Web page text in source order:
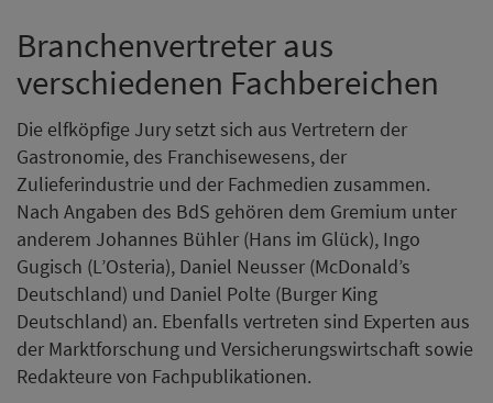
Branchenvertreter aus
verschiedenen Fachbereichen
Die elfköpfige Jury setzt sich aus Vertretern der
Gastronomie, des Franchisewesens, der
Zulieferindustrie und der Fachmedien zusammen.
Nach Angaben des BdS gehören dem Gremium unter
anderem Johannes Bühler (Hans im Glück), Ingo
Gugisch (L’Osteria), Daniel Neusser (McDonald’s
Deutschland) und Daniel Polte (Burger King
Deutschland) an. Ebenfalls vertreten sind Experten aus
der Marktforschung und Versicherungswirtschaft sowie
Redakteure von Fachpublikationen.